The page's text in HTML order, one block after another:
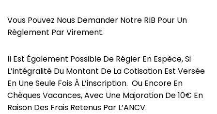
Vous Pouvez Nous Demander Notre RIB Pour Un
Règlement Par Virement.
Il Est Également Possible De Régler En Espèce, Si
L’intégralité Du Montant De La Cotisation Est Versée
En Une Seule Fois À L’inscription. Ou Encore En
Chèques Vacances, Avec Une Majoration De 10€ En
Raison Des Frais Retenus Par L’ANCV.